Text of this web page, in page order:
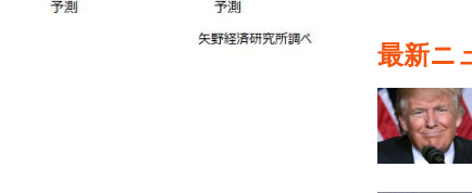
最新ニ